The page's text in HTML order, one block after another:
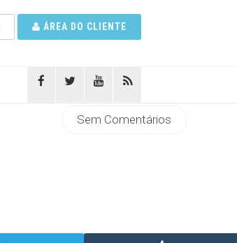
ÁREA DO CLIENTE
Sem Comentários